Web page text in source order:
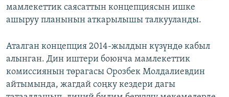
ЫҢГАЙСЫЗ СУРООЛОР
мамлекеттик саясаттын концепциясын ишке
ашыруу планынын аткарылышы талкууланды.
Аталган концепция 2014-жылдын күзүндө кабыл
алынган. Дин иштери боюнча мамлекеттик
комиссиянын төрагасы Орозбек Молдалиевдин
айтымында, жагдай соңку кездери дагы